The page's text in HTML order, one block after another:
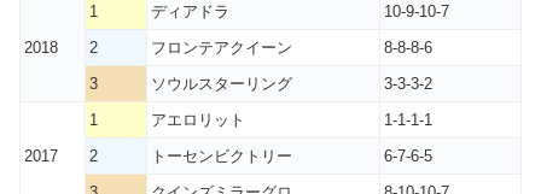
2018
1 ディアドラ
10-9-10-7
2
フロンテアクイーン
8-8-8-6
3
ソウルスターリング 3-3-3-2
2017
1 アエロリット
1-1-1-1
2
トーセンビクトリー
6-7-6-5